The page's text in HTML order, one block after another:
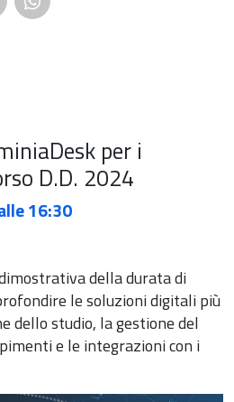
per i
D.D. 2024
16:30
della durata di
le soluzioni digitali più
dello studio, la gestione del
e le integrazioni con i